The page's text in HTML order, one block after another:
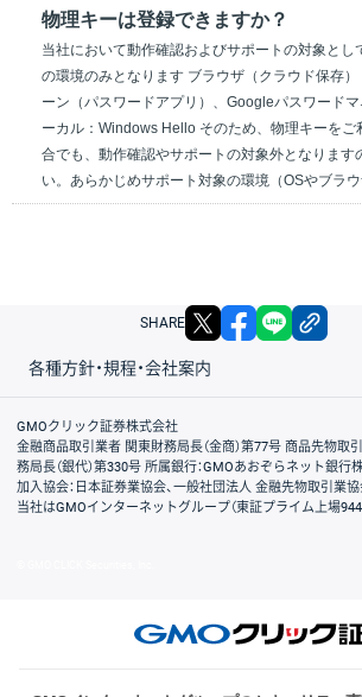
物理キーは登録できますか？
当社において動作確認およびサポートの対象とし
の環境のみとなります ブラウザ（クラウド保存
ーン（パスワードアプリ）、Googleパスワード
ーカル：Windows Hello そのため、物理キーをご
合でも、動作確認やサポートの対象外となります
い。あらかじめサポート対象の環境（OSやブラ
SHARE X facebook
各種方針・規程・会社案内
取引規程・約款
サイトマップ
その他のご案内
個人情報保護方針
最良執行方針
サイトのご利用について
ディスクレイマー
信託保全
リスク説明
会社案内
GMOクリック証券株式会社
金融商品取引業者 関東財務局長（金商）第77号 商品先物取
務局長（銀代）第330号 所属銀行：GMOあおぞらネット銀行
加入協会：日本証券業協会、一般社団法人 金融先物取引業
当社はGMOインターネットグループ（東証プライム上場